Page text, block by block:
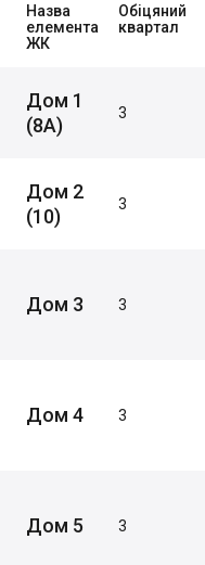
Назва
елемента
ЖК
Обіцяний
квартал
Дом 1
(8А)
3
Дом 2
(10)
3
Дом 3 3
Дом 4 3
Дом 5 3